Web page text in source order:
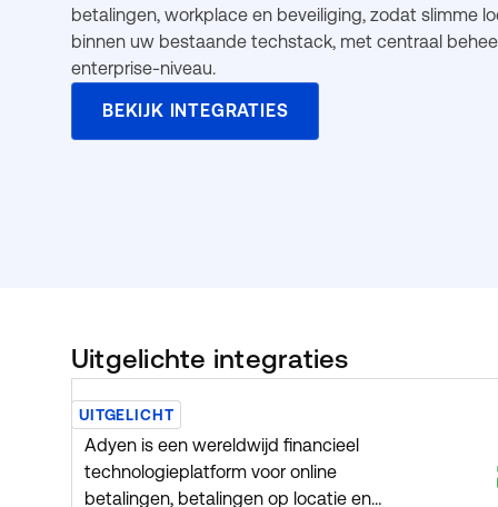
betalingen, workplace en beveiliging, zodat slimme
binnen uw bestaande techstack, met centraal
enterprise-niveau.
BEKIJK INTEGRATIES
Uitgelichte integraties
UITGELICHT
Adyen
Adyen is een wereldwijd financieel
technologieplatform voor online
betalingen, betalingen op locatie en